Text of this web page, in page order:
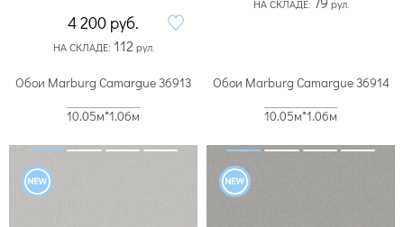
4 200 руб.
НА СКЛАДЕ: 112рул.
НА СКЛАДЕ: рул.
Обои Marburg Camargue 36913
10.05м*1.06м
Обои Marburg Camargue 36914
10.05м*1.06м